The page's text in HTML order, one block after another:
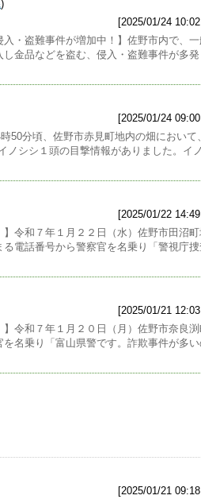
)
[2025/01/24
入・盗難事件が増加中！】佐野市内で、
金品などを盗む、侵入・盗難事件が多
[2025/01/24
50分頃、佐野市赤見町地内の畑において
ノシシ１頭の目撃情報がありました。イ
[2025/01/22
】令和７年１月２２日（水）佐野市田沼
る電話番号から警察官を名乗り「警視庁
[2025/01/21
】令和７年１月２０日（月）佐野市奈良
名乗り「富山県警です。詐欺事件が多
[2025/01/21